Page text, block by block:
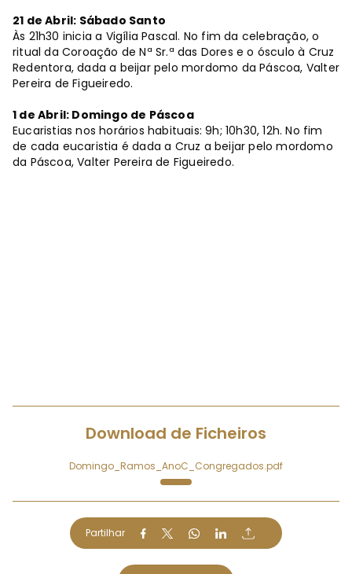
21 de Abril: Sábado Santo
Às 21h30 inicia a Vigília Pascal. No fim da celebração, o
ritual da Coroação de Nª Sr.ª das Dores e o ósculo à Cruz
Redentora, dada a beijar pelo mordomo da Páscoa, Valter
Pereira de Figueiredo.
1 de Abril: Domingo de Páscoa
Eucaristias nos horários habituais: 9h; 10h30, 12h. No fim
de cada eucaristia é dada a Cruz a beijar pelo mordomo
da Páscoa, Valter Pereira de Figueiredo.
Download de Ficheiros
Domingo_Ramos_AnoC_Congregados.pdf
Partilhar